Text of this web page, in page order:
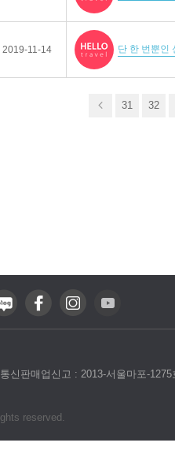
2019-11-14 단 한 번뿐인
31 32
통신판매업신고 : 2013-서울마포-1275
reserved.